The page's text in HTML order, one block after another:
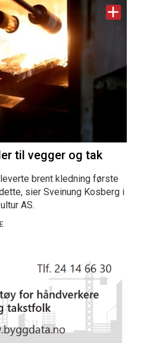
til vegger og tak
brent kledning første
sier Sveinung Kosberg i
AS.